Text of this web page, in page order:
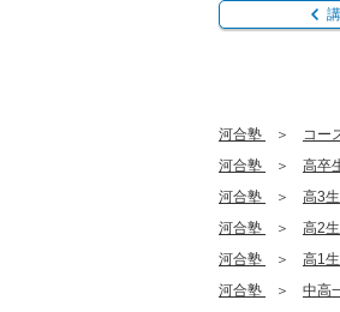
河合塾 コー
河合塾
高卒
河合塾
高3生
河合塾
高2生
河合塾
高1生
河合塾
中高